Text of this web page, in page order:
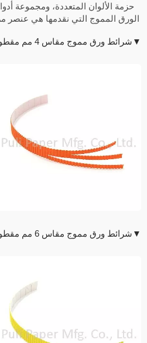
حزمة الألوان المتعددة، ومجموعة
الورق المموج التي نقدمها هي عنصر
▼شرائط ورق مموج مقاس 4 مم مقطوعة باستخدام مقص
▼شرائط ورق مموج مقاس 6 مم مقطوعة باستخدام مقص